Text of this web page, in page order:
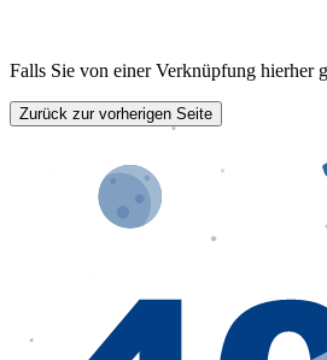
Falls Sie von einer Verknüpfung hierher
Zurück zur vorherigen Seite